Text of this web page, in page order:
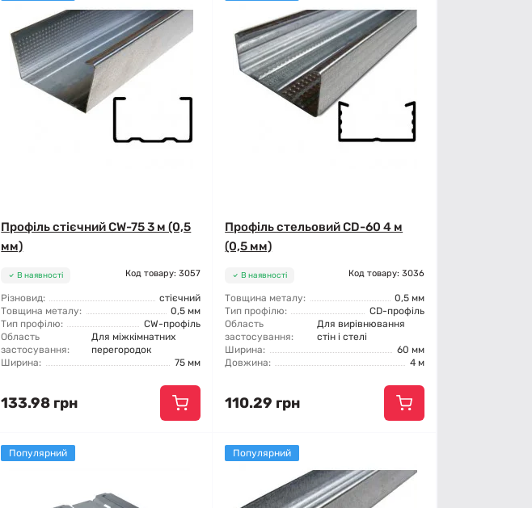
Профіль стієчний CW-75 3 м (0,5
мм)
В наявності Код товару: 3057
Різновид:
стієчний
Товщина металу:
0,5 мм
Тип профілю:
CW-профіль
Область
застосування:
Для міжкімнатних
перегородок
Ширина:
75 мм
133.98 грн
Профіль стельовий CD-60 4 м
(0,5 мм)
В наявності Код товару: 3036
Товщина металу:
0,5 мм
Тип профілю:
CD-профіль
Область
застосування:
Для вирівнювання
стін і стелі
Ширина:
60 мм
Довжина:
4 м
110.29 грн
Популярний Популярний